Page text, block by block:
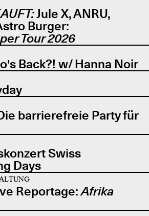
Jule X, ANRU,
Burger:
Tour 2026
Back?! w/ Hanna Noir
barrierefreie Party für
Swiss
Days
Reportage:Afrika